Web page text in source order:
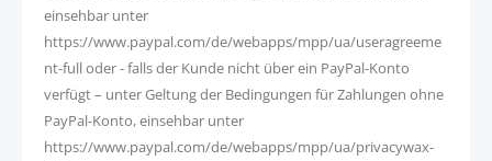
einsehbar unter
https://www.paypal.com/de/webapps/mpp/ua/useragreeme
nt-full oder - falls der Kunde nicht über ein PayPal-Konto
verfügt – unter Geltung der Bedingungen für Zahlungen ohne
PayPal-Konto, einsehbar unter
https://www.paypal.com/de/webapps/mpp/ua/privacywax-